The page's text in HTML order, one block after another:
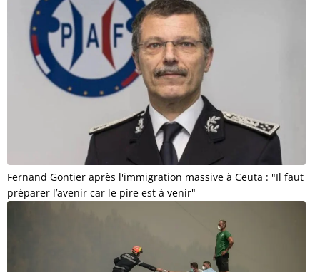
Fernand Gontier après l'immigration massive à Ceuta : "Il faut
préparer l’avenir car le pire est à venir"